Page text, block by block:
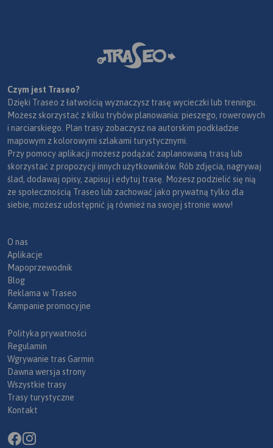
Czym jest Traseo?
Dzięki Traseo z łatwością wyznaczysz trasę wycieczki lub treningu.
Możesz skorzystać z kilku trybów planowania: pieszego, rowerowych
i narciarskiego. Plan trasy zobaczysz na autorskim podkładzie
mapowym z kolorowymi szlakami turystycznymi.
Przy pomocy aplikacji możesz podążać zaplanowaną trasą lub
skorzystać z propozycji innych użytkowników. Rób zdjęcia, nagrywaj
ślad, dodawaj opisy, zapisuj i edytuj trasę. Możesz podzielić się nią
ze społecznością Traseo lub zachować jako prywatną tylko dla
siebie, możesz udostępnić ją również na swojej stronie www!
O nas
Aplikacje
Mapoprzewodnik
Blog
Reklama w Traseo
Kampanie promocyjne
Polityka prywatności
Regulamin
Wgrywanie tras Garmin
Dawna wersja strony
Wszystkie trasy
Trasy turystyczne
Kontakt